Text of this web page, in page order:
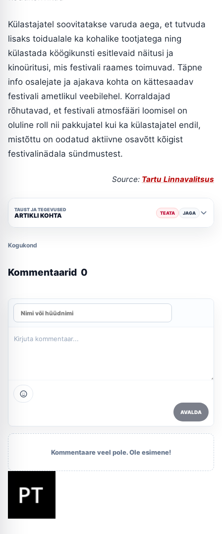
Külastajatel soovitatakse varuda aega, et tutvuda
lisaks toidualale ka kohalike tootjatega ning
külastada köögikunsti esitlevaid näitusi ja
kinoüritusi, mis festivali raames toimuvad. Täpne
info osalejate ja ajakava kohta on kättesaadav
festivali ametlikul veebilehel. Korraldajad
rõhutavad, et festivali atmosfääri loomisel on
oluline roll nii pakkujatel kui ka külastajatel endil,
mistõttu on oodatud aktiivne osavõtt kõigist
festivalinädala sündmustest.
Source: Tartu Linnavalitsus
TAUST JA TEGEVUSED
ARTIKLI KOHTA TEATA JAGA
Kogukond
Kommentaarid 0
AVALDA
Kommentaare veel pole. Ole esimene!